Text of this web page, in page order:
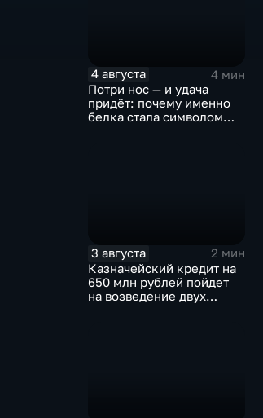
4 августа
4 мин
Потри нос — и удача
придёт: почему именно
белка стала символом
3 августа
2 мин
Казначейский кредит на
650 млн рублей пойдет
на возведение двух